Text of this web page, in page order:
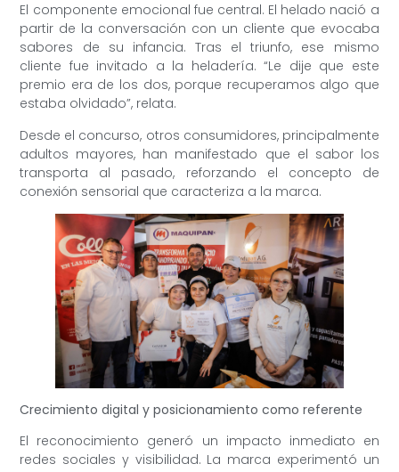
El componente emocional fue central. El helado nació a
partir de la conversación con un cliente que evocaba
sabores de su infancia. Tras el triunfo, ese mismo
cliente fue invitado a la heladería. “Le dije que este
premio era de los dos, porque recuperamos algo que
estaba olvidado”, relata.
Desde el concurso, otros consumidores, principalmente
adultos mayores, han manifestado que el sabor los
transporta al pasado, reforzando el concepto de
conexión sensorial que caracteriza a la marca.
Crecimiento digital y posicionamiento como referente
El reconocimiento generó un impacto inmediato en
redes sociales y visibilidad. La marca experimentó un